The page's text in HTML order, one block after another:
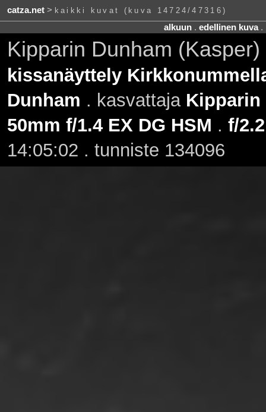
catza.net> kaikki kuvat (kuva 14724/47316)
alkuun. edellinen kuva.
Kipparin Dunham
kissanäyttely
Dunham . kasvattaja Kipparin
50mm f/1.4 EX DG HSM . f/2.2
14:05:02 . tunniste 134096